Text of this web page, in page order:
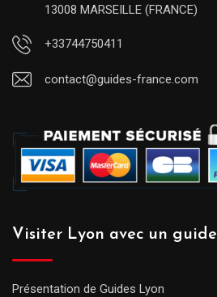
13008 MARSEILLE (FRANCE)
+33744750411
contact@guides-france.com
Visiter Lyon avec un guide
Présentation de Guides Lyon